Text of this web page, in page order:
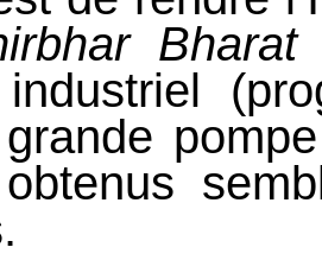
Bharat
industriel